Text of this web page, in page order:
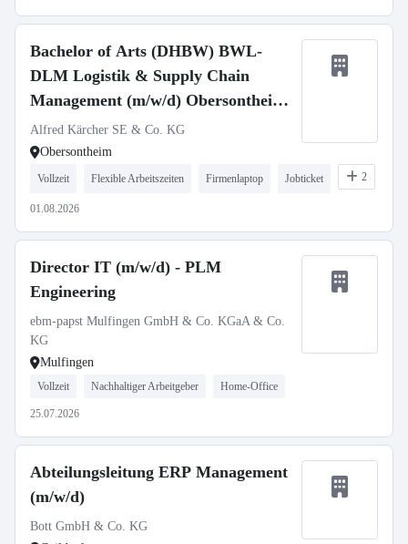
Bachelor of Arts (DHBW) BWL-
DLM Logistik & Supply Chain
Management (m/w/d) Obersontheim
2027
Alfred Kärcher SE & Co. KG
Obersontheim
Vollzeit Flexible Arbeitszeiten Firmenlaptop Jobticket 2
01.08.2026
Director IT (m/w/d) - PLM
Engineering
ebm-papst Mulfingen GmbH & Co. KGaA & Co.
KG
Mulfingen
Vollzeit Nachhaltiger Arbeitgeber Home-Office
25.07.2026
Abteilungsleitung ERP Management
(m/w/d)
Bott GmbH & Co. KG